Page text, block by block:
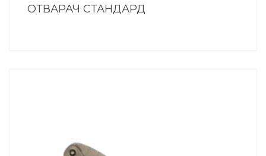
ОТВАРАЧ СТАНДАРД